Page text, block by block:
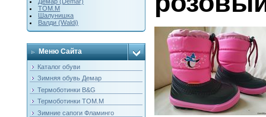
ТОМ.М
Шалунишка
Валди (Waldi)
Меню Сайта
Каталог обуви
Зимняя обувь Демар
Термоботинки B&G
Термоботинки ТОМ.М
Зимние сапоги Фламинго